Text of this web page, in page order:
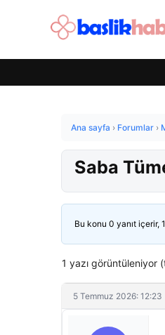
Ana sayfa › Forumlar ›
Saba
Bu konu 0 yanıt içerir,
1 yazı görüntüleniyor
5 Temmuz 2026: 12:23